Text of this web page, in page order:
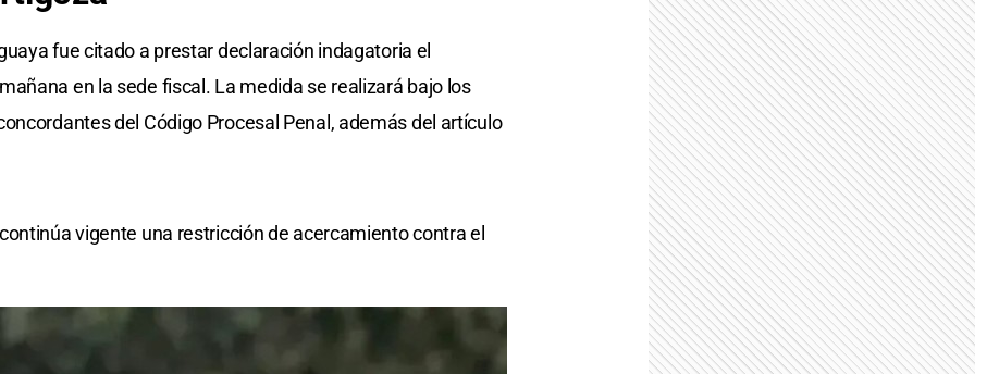
fue citado a prestar declaración indagatoria el
en la sede fiscal. La medida se realizará bajo los
del Código Procesal Penal, además del artículo
vigente una restricción de acercamiento contra el